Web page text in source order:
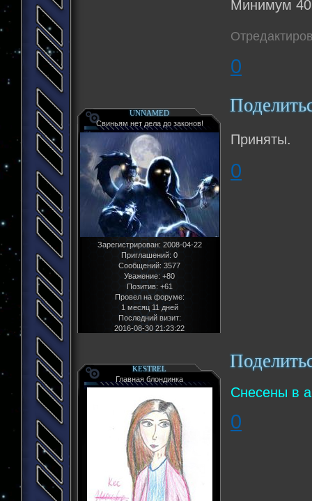
Минимум 40
0
UNNAMED
Свиньям нет дела до законов!
Зарегистрирован: 2008-04-22
Приглашений: 0
Сообщений: 3577
Уважение: +80
Позитив: +61
Провел на форуме:
1 месяц 11 дней
Последний визит:
2016-08-30 21:23:22
Приняты.
0
KESTREL
Главная блондинка
Снесены в
0